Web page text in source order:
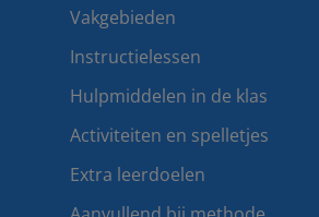
Vakgebieden
Instructielessen
Hulpmiddelen in de klas
Activiteiten en spelletjes
Extra leerdoelen